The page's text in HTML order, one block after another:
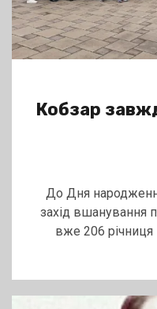
Кобзар
До Дня
захід вшанування
вже 206